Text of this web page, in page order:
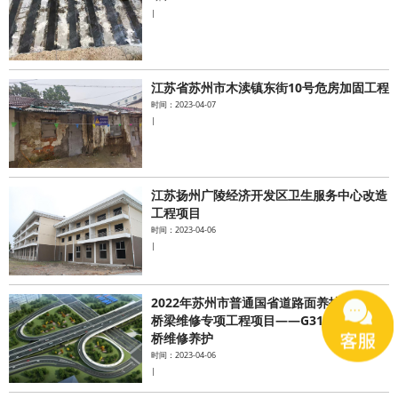
|
江苏省苏州市木渎镇东街10号危房加固工程
时间：2023-04-07
|
江苏扬州广陵经济开发区卫生服务中心改造
工程项目
时间：2023-04-06
|
2022年苏州市普通国省道路面养护工程及
桥梁维修专项工程项目——G312国道大长
桥维修养护
时间：2023-04-06
|